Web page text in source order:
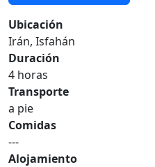
Ubicación
Irán, Isfahán
Duración
4 horas
Transporte
a pie
Comidas
---
Alojamiento